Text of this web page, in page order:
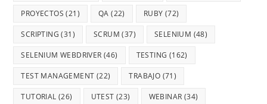
PROYECTOS (21) QA (22) RUBY (72)
SCRIPTING (31) SCRUM (37) SELENIUM (48)
SELENIUM WEBDRIVER (46) TESTING (162)
TEST MANAGEMENT (22) TRABAJO (71)
TUTORIAL (26) UTEST (23) WEBINAR (34)